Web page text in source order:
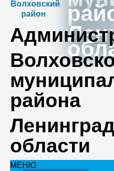
района
области
МЕНЮ